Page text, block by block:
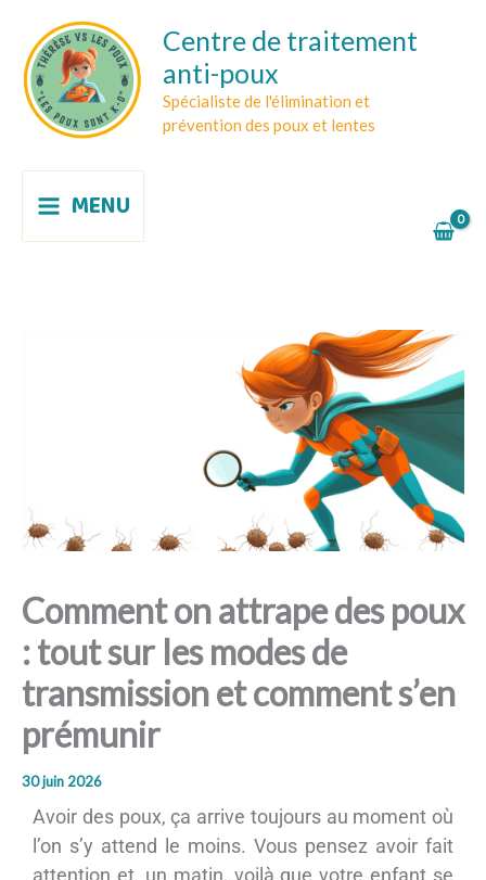
contenu
Centre de traitement
anti-poux
Spécialiste de l'élimination et
prévention des poux et lentes
MENU
Comment on attrape des poux
: tout sur les modes de
transmission et comment s’en
prémunir
30 juin 2026
Avoir des poux, ça arrive toujours au moment où
l’on s’y attend le moins. Vous pensez avoir fait